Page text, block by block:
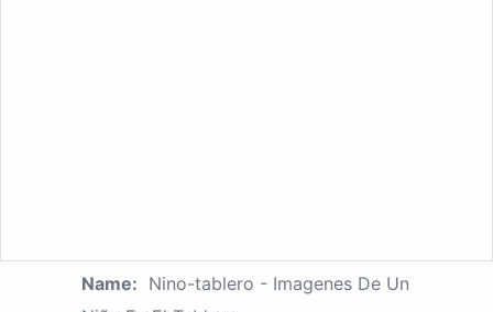
Name: Nino-tablero - Imagenes De Un